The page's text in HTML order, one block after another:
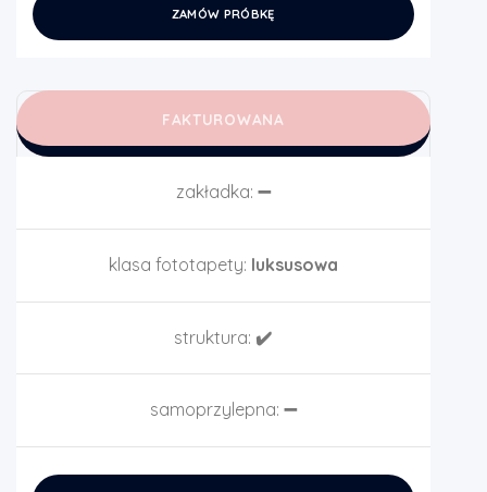
ZAMÓW PRÓBKĘ
FAKTUROWANA
zakładka: ➖
klasa fototapety: luksusowa
struktura: ✔️
samoprzylepna: ➖